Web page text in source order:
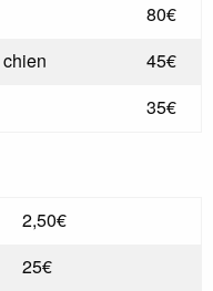
80€
45€
35€
2,50€
25€